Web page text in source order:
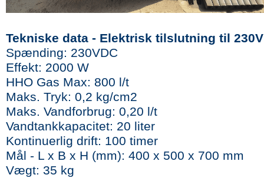
Tekniske data - Elektrisk tilslutning til
Spænding: 230VDC
Effekt: 2000 W
HHO Gas Max: 800 l/t
Maks. Tryk: 0,2 kg/cm2
Maks. Vandforbrug: 0,20 l/t
Vandtankkapacitet: 20 liter
Kontinuerlig drift: 100 timer
Mål - L x B x H (mm): 400 x 500 x 700 mm
Vægt: 35 kg